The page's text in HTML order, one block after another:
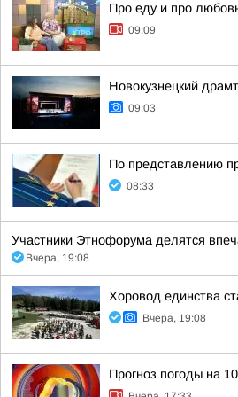
Про еду и про
09:09
Новокузнецкий
09:03
По представлению
08:33
Участники Этнофорума делятся
Вчера, 19:08
Хоровод единства
Вчера, 19:08
Прогноз погоды на